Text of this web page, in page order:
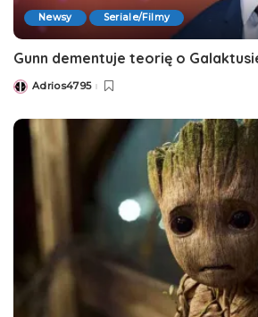
Newsy Seriale/Filmy
Gunn dementuje teorię o
PostedAdrios4795